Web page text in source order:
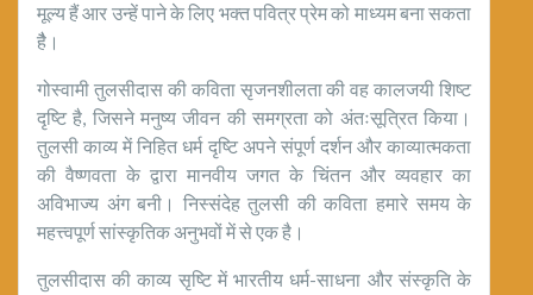
मूल्य हैं आर उन्हें पाने के लिए भक्त पवित्र प्रेम को माध्यम बना सकता
हैै।
गोस्वामी तुलसीदास की कविता सृजनशीलता की वह कालजयी शिष्ट
दृष्टि है, जिसने मनुष्य जीवन की समग्रता को अंतःसूत्रित किया।
तुलसी काव्य में निहित धर्म दृष्टि अपने संपूर्ण दर्शन और काव्यात्मकता
की वैष्णवता के द्वारा मानवीय जगत के चिंतन और व्यवहार का
अविभाज्य अंग बनी। निस्संदेह तुलसी की कविता हमारे समय के
महत्त्वपूर्ण सांस्कृतिक अनुभवों में से एक है।
तुलसीदास की काव्य सृष्टि में भारतीय धर्म-साधना और संस्कृति के